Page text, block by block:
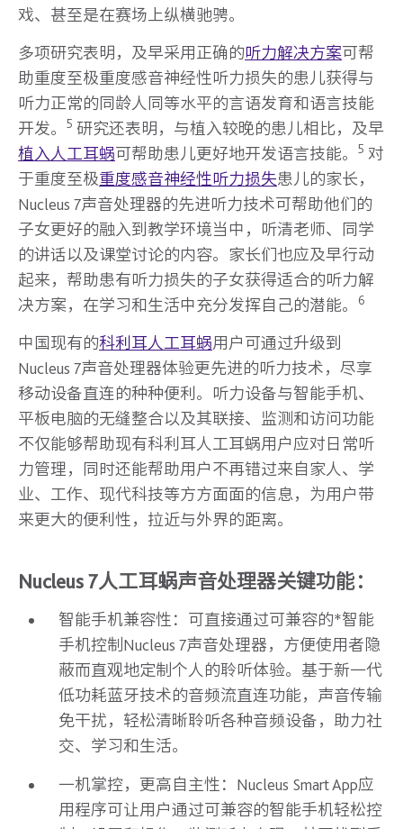
戏、甚至是在赛场上纵横驰骋。
多项研究表明，及早采用正确的听力解决方案可帮
助重度至极重度感音神经性听力损失的患儿获得与
听力正常的同龄人同等水平的言语发育和语言技能
开发。
5 研究还表明，与植入较晚的患儿相比，及早
植入人工耳蜗可帮助患儿更好地开发语言技能。 5 对
于重度至极重度感音神经性听力损失患儿的家长，
Nucleus 7声音处理器的先进听力技术可帮助他们的
子女更好的融入到教学环境当中，听清老师、同学
的讲话以及课堂讨论的内容。家长们也应及早行动
起来，帮助患有听力损失的子女获得适合的听力解
决方案，在学习和生活中充分发挥自己的潜能。
6
中国现有的科利耳人工耳蜗用户可通过升级到
Nucleus 7声音处理器体验更先进的听力技术，尽享
移动设备直连的种种便利。听力设备与智能手机、
平板电脑的无缝整合以及其联接、监测和访问功能
不仅能够帮助现有科利耳人工耳蜗用户应对日常听
力管理，同时还能帮助用户不再错过来自家人、学
业、工作、现代科技等方方面面的信息，为用户带
来更大的便利性，拉近与外界的距离。
Nucleus 7人工耳蜗声音处理器关键功能：
智能手机兼容性：可直接通过可兼容的*智能
手机控制Nucleus 7声音处理器，方便使用者隐
蔽而直观地定制个人的聆听体验。基于新一代
低功耗蓝牙技术的音频流直连功能，声音传输
免干扰，轻松清晰聆听各种音频设备，助力社
交、学习和生活。
一机掌控，更高自主性：Nucleus Smart App应
用程序可让用户通过可兼容的智能手机轻松控